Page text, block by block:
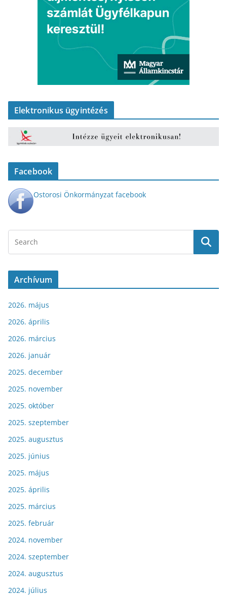
Elektronikus ügyintézés
Facebook
Ostorosi Önkormányzat facebook
Archívum
2026. május
2026. április
2026. március
2026. január
2025. december
2025. november
2025. október
2025. szeptember
2025. augusztus
2025. június
2025. május
2025. április
2025. március
2025. február
2024. november
2024. szeptember
2024. augusztus
2024. július